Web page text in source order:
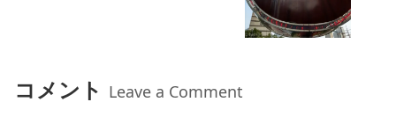
コメント Leave a Comment